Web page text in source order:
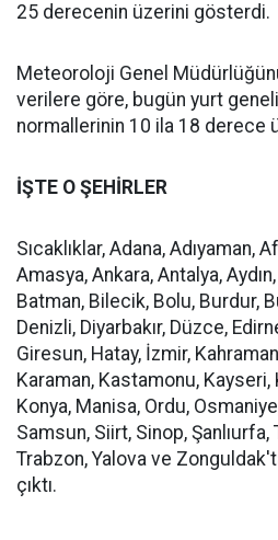
25 derecenin üzerini gösterdi.
Meteoroloji Genel
verilere göre, bugün yurt
normallerinin 10 ila 18 derece
İŞTE O ŞEHİRLER
Sıcaklıklar, Adana, Adıyaman,
Amasya, Ankara, Antalya,
Batman, Bilecik, Bolu, Burdur,
Denizli, Diyarbakır, Düzce,
Giresun, Hatay, İzmir,
Karaman, Kastamonu, Kayseri,
Konya, Manisa, Ordu,
Samsun, Siirt, Sinop, Şanlıurfa,
Trabzon, Yalova ve
çıktı.